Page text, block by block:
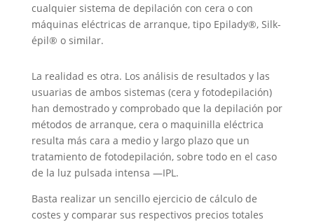
cualquier sistema de depilación con cera o con
máquinas eléctricas de arranque, tipo Epilady®, Silk-
épil® o similar.
La realidad es otra. Los análisis de resultados y las
usuarias de ambos sistemas (cera y fotodepilación)
han demostrado y comprobado que la depilación por
métodos de arranque, cera o maquinilla eléctrica
resulta más cara a medio y largo plazo que un
tratamiento de fotodepilación, sobre todo en el caso
de la luz pulsada intensa —IPL.
Basta realizar un sencillo ejercicio de cálculo de
costes y comparar sus respectivos precios totales